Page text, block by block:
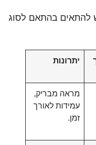
להתאים בהתאם לסוג
יתרונות
מראה מבריק,
עמידות לאורך
זמן.